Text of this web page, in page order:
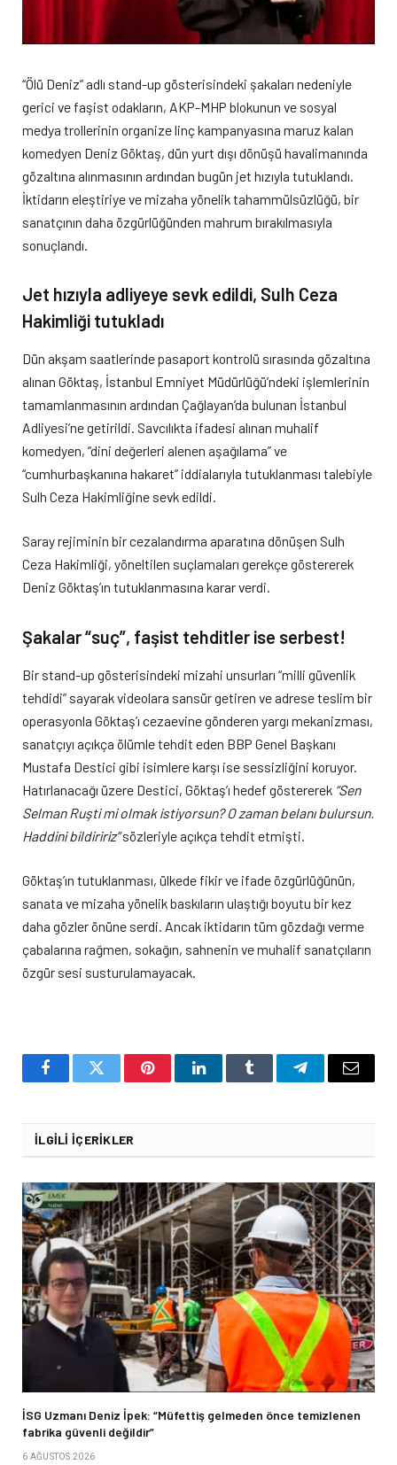
“Ölü Deniz” adlı stand-up gösterisindeki şakaları nedeniyle
gerici ve faşist odakların, AKP-MHP blokunun ve sosyal
medya trollerinin organize linç kampanyasına maruz kalan
komedyen Deniz Göktaş, dün yurt dışı dönüşü havalimanında
gözaltına alınmasının ardından bugün jet hızıyla tutuklandı.
İktidarın eleştiriye ve mizaha yönelik tahammülsüzlüğü, bir
sanatçının daha özgürlüğünden mahrum bırakılmasıyla
sonuçlandı.
Jet hızıyla adliyeye sevk edildi, Sulh Ceza
Hakimliği tutukladı
Dün akşam saatlerinde pasaport kontrolü sırasında gözaltına
alınan Göktaş, İstanbul Emniyet Müdürlüğü’ndeki işlemlerinin
tamamlanmasının ardından Çağlayan’da bulunan İstanbul
Adliyesi’ne getirildi. Savcılıkta ifadesi alınan muhalif
komedyen, “dini değerleri alenen aşağılama” ve
“cumhurbaşkanına hakaret” iddialarıyla tutuklanması talebiyle
Sulh Ceza Hakimliğine sevk edildi.
Saray rejiminin bir cezalandırma aparatına dönüşen Sulh
Ceza Hakimliği, yöneltilen suçlamaları gerekçe göstererek
Deniz Göktaş’ın tutuklanmasına karar verdi.
Şakalar “suç”, faşist tehditler ise serbest!
Bir stand-up gösterisindeki mizahi unsurları “milli güvenlik
tehdidi” sayarak videolara sansür getiren ve adrese teslim bir
operasyonla Göktaş’ı cezaevine gönderen yargı mekanizması,
sanatçıyı açıkça ölümle tehdit eden BBP Genel Başkanı
Mustafa Destici gibi isimlere karşı ise sessizliğini koruyor.
Hatırlanacağı üzere Destici, Göktaş’ı hedef göstererek “Sen
Selman Ruşti mi olmak istiyorsun? O zaman belanı bulursun.
Haddini bildiririz”sözleriyle açıkça tehdit etmişti.
Göktaş’ın tutuklanması, ülkede fikir ve ifade özgürlüğünün,
sanata ve mizaha yönelik baskıların ulaştığı boyutu bir kez
daha gözler önüne serdi. Ancak iktidarın tüm gözdağı verme
çabalarına rağmen, sokağın, sahnenin ve muhalif sanatçıların
özgür sesi susturulamayacak.
FacebookTwitter PinterestLinkedInTumblr TelegramEmail
İLGILI İÇERIKLER
İSG Uzmanı Deniz İpek: “Müfettiş gelmeden önce temizlenen
fabrika güvenli değildir”
6 AĞUSTOS 2026